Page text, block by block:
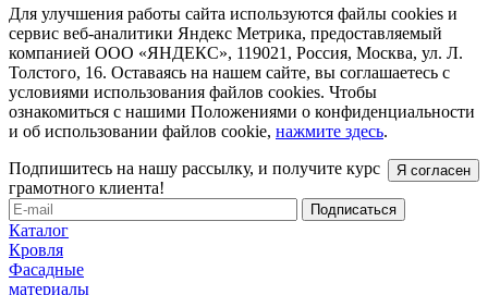
Для улучшения работы сайта используются файлы cookies и
сервис веб-аналитики Яндекс Метрика, предоставляемый
компанией ООО «ЯНДЕКС», 119021, Россия, Москва, ул. Л.
Толстого, 16. Оставаясь на нашем сайте, вы соглашаетесь с
условиями использования файлов cookies. Чтобы
ознакомиться с нашими Положениями о конфиденциальности
и об использовании файлов cookie, нажмите здесь.
Я согласен
Подпишитесь на нашу рассылку, и получите курс
грамотного клиента!
Каталог
Кровля
Фасадные
материалы